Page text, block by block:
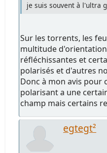
je suis souvent à l'ultra
Sur les torrents, les
multitude
réfléchissantes et
polarisés et d'autres
Donc à mon avis pour
polarisant a une
champ mais certains
egtegt²